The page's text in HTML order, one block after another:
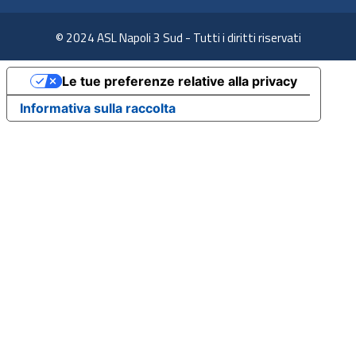
© 2024 ASL Napoli 3 Sud - Tutti i diritti riservati
Informativa sulla raccolta
Le tue preferenze relative alla privacy